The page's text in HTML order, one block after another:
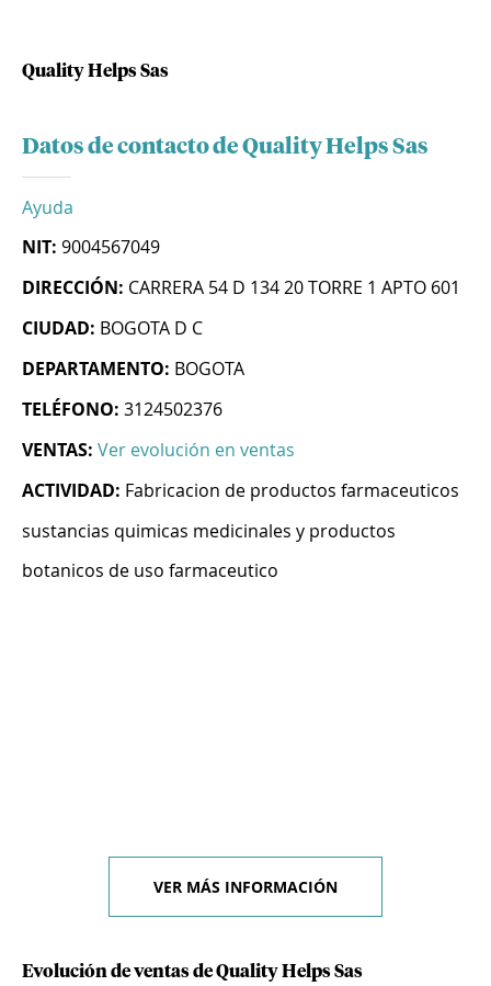
Quality Helps Sas
Datos de contacto de Quality Helps Sas
Ayuda
NIT: 9004567049
DIRECCIÓN: CARRERA 54 D 134 20 TORRE 1 APTO 601
CIUDAD: BOGOTA D C
DEPARTAMENTO: BOGOTA
TELÉFONO: 3124502376
VENTAS: Ver evolución en ventas
ACTIVIDAD: Fabricacion de productos farmaceuticos
sustancias quimicas medicinales y productos
botanicos de uso farmaceutico
VER MÁS INFORMACIÓN
Evolución de ventas de Quality Helps Sas